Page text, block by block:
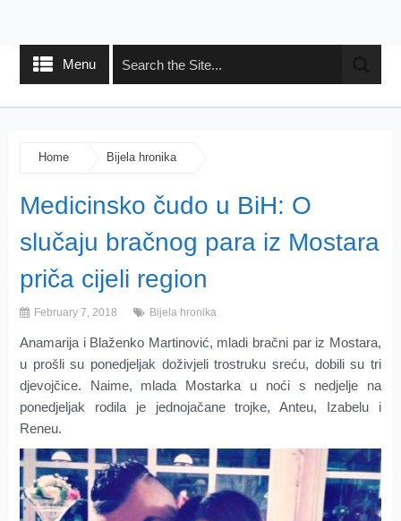
Menu
Home Bijela hronika
Medicinsko čudo u BiH: O
slučaju bračnog para iz Mostara
priča cijeli region
February 7, 2018 Bijela hronika
Anamarija i Blaženko Martinović, mladi bračni par iz Mostara,
u prošli su ponedjeljak doživjeli trostruku sreću, dobili su tri
djevojčice. Naime, mlada Mostarka u noći s nedjelje na
ponedjeljak rodila je jednojačane trojke, Anteu, Izabelu i
Reneu.